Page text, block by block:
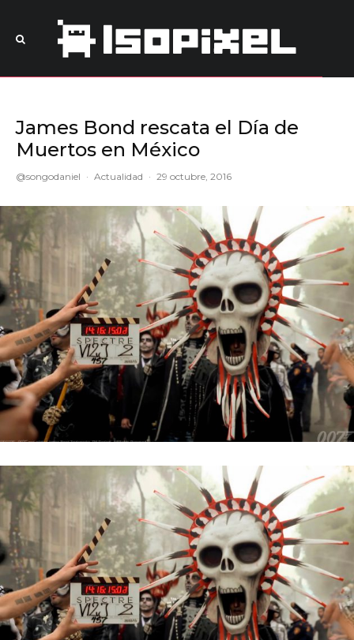
James Bond rescata el Día de
Muertos en México
@songodaniel · Actualidad · 29 octubre, 2016